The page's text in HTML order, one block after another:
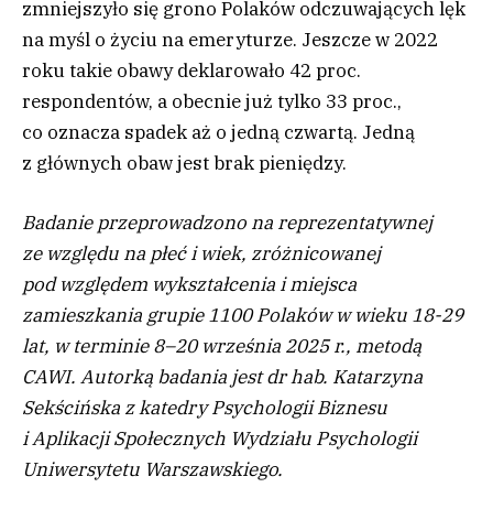
zmniejszyło się grono Polaków odczuwających lęk
na myśl o życiu na emeryturze. Jeszcze w 2022
roku takie obawy deklarowało 42 proc.
respondentów, a obecnie już tylko 33 proc.,
co oznacza spadek aż o jedną czwartą. Jedną
z głównych obaw jest brak pieniędzy.
Badanie przeprowadzono na reprezentatywnej
ze względu na płeć i wiek, zróżnicowanej
pod względem wykształcenia i miejsca
zamieszkania grupie 1100 Polaków w wieku 18-29
lat, w terminie 8–20 września 2025 r., metodą
CAWI. Autorką badania jest dr hab. Katarzyna
Sekścińska z katedry Psychologii Biznesu
i Aplikacji Społecznych Wydziału Psychologii
Uniwersytetu Warszawskiego.